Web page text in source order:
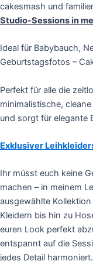
cakesmash und
Studio-Sessions in
Ideal für Babybauch,
Geburtstagsfotos –
Perfekt für alle die
minimalistische,
und sorgt für elegante
Exklusiver
Ihr müsst euch keine
machen – in meinem
ausgewählte
Kleidern bis hin zu
euren Look perfekt
entspannt auf die
jedes Detail harmoniert.